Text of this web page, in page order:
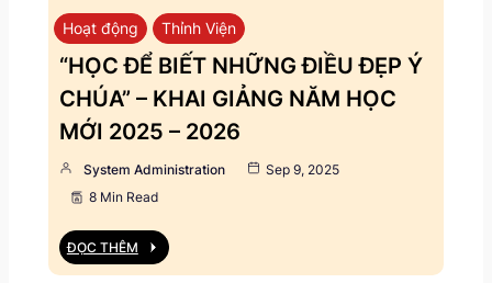
Hoạt động Thỉnh Viện
“HỌC ĐỂ BIẾT NHỮNG ĐIỀU ĐẸP Ý
CHÚA” – KHAI GIẢNG NĂM HỌC
MỚI 2025 – 2026
System Administration
Sep 9, 2025
8 Min Read
ĐỌC THÊM